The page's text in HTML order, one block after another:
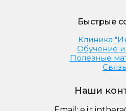
Наши
Быстрые
Клиника
Обучение
Полезные
Связь